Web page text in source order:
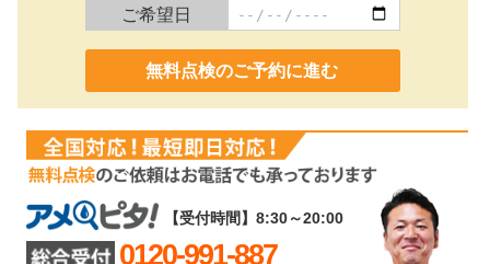
ご希望日
0120-991-887
【受付時間】8:30～20:00
0120-991-887